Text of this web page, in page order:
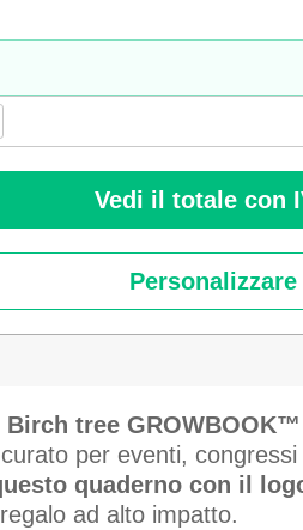
Vedi il totale con
Personalizzare
Birch tree GROWBOOK™
per eventi,
quaderno con il
ad alto impatto.